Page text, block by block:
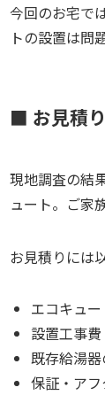
今回のお宅で
トの設置は問
■ お見積
現地調査の結
ュート。ご家
お見積りには
エコキュ
設置工事費
既存給湯
保証・ア